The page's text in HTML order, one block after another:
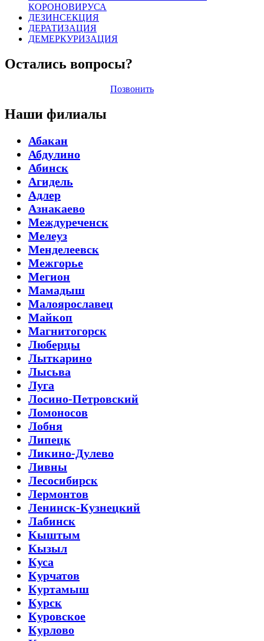
КОРОНОВИРУСА
ДЕЗИНСЕКЦИЯ
ДЕРАТИЗАЦИЯ
ДЕМЕРКУРИЗАЦИЯ
Остались вопросы?
Позвонить
Наши филиалы
Абакан
Абдулино
Абинск
Агидель
Адлер
Азнакаево
Междуреченск
Мелеуз
Менделеевск
Межгорье
Мегион
Мамадыш
Малоярославец
Майкоп
Магнитогорск
Люберцы
Лыткарино
Лысьва
Луга
Лосино-Петровский
Ломоносов
Лобня
Липецк
Ликино-Дулево
Ливны
Лесосибирск
Лермонтов
Ленинск-Кузнецкий
Лабинск
Кыштым
Кызыл
Куса
Курчатов
Куртамыш
Курск
Куровское
Курлово